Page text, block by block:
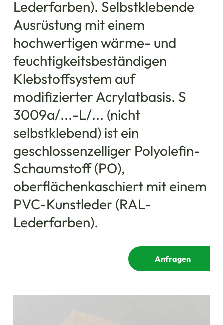
Lederfarben). Selbstklebende
Ausrüstung mit einem
hochwertigen wärme- und
feuchtigkeitsbeständigen
Klebstoffsystem auf
modifizierter Acrylatbasis. S
3009a/...-L/... (nicht
selbstklebend) ist ein
geschlossenzelliger Polyolefin-
Schaumstoff (PO),
oberflächenkaschiert mit einem
PVC-Kunstleder (RAL-
Lederfarben).
Anfragen